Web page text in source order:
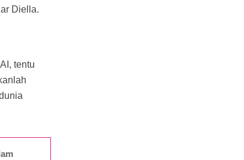
Diella.
tentu